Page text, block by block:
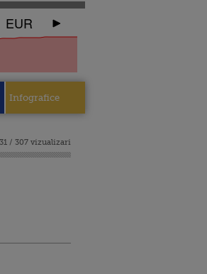
EUR
Infografice
/ 307 vizualizari